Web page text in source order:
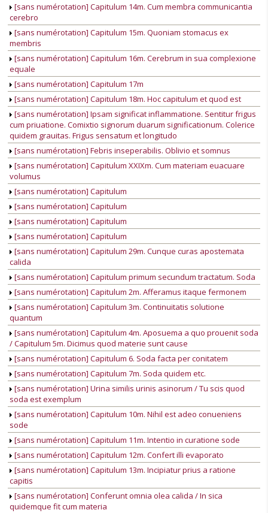
[sans numérotation] Capitulum 14m. Cum membra communicantia
cerebro
[sans numérotation] Capitulum 15m. Quoniam stomacus ex
membris
[sans numérotation] Capitulum 16m. Cerebrum in sua complexione
equale
[sans numérotation] Capitulum 17m
[sans numérotation] Capitulum 18m. Hoc capitulum et quod est
[sans numérotation] Ipsam significat inflammatione. Sentitur frigus
cum priuatione. Comixtio signorum duarum significationum. Colerice
quidem grauitas. Frigus sensatum et longitudo
[sans numérotation] Febris inseperabilis. Oblivio et somnus
[sans numérotation] Capitulum XXIXm. Cum materiam euacuare
volumus
[sans numérotation] Capitulum
[sans numérotation] Capitulum
[sans numérotation] Capitulum
[sans numérotation] Capitulum
[sans numérotation] Capitulum 29m. Cunque curas apostemata
calida
[sans numérotation] Capitulum primum secundum tractatum. Soda
[sans numérotation] Capitulum 2m. Afferamus itaque fermonem
[sans numérotation] Capitulum 3m. Continuitatis solutione
quantum
[sans numérotation] Capitulum 4m. Aposuema a quo prouenit soda
/ Capitulum 5m. Dicimus quod materie sunt cause
[sans numérotation] Capitulum 6. Soda facta per conitatem
[sans numérotation] Capitulum 7m. Soda quidem etc.
[sans numérotation] Urina similis urinis asinorum / Tu scis quod
soda est exemplum
[sans numérotation] Capitulum 10m. Nihil est adeo conueniens
sode
[sans numérotation] Capitulum 11m. Intentio in curatione sode
[sans numérotation] Capitulum 12m. Confert illi evaporato
[sans numérotation] Capitulum 13m. Incipiatur prius a ratione
capitis
[sans numérotation] Conferunt omnia olea calida / In sica
quidemque fit cum materia